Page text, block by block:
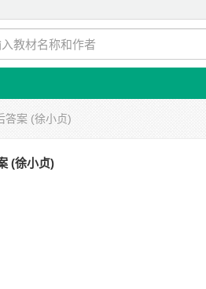
答案 (徐小贞)
(徐小贞)